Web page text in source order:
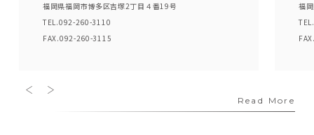
福岡県福岡市博多区吉塚2丁目４番19号
TEL.092-260-3110
FAX.092-260-3115
福
Read More